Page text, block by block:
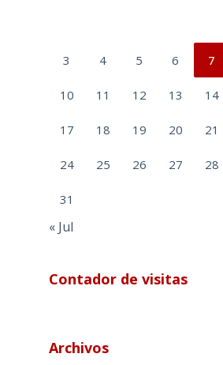
3 4 5 6 7
10 11 12 13 14
17 18 19 20 21
24 25 26 27 28
31
« Jul
Contador de visitas
Archivos